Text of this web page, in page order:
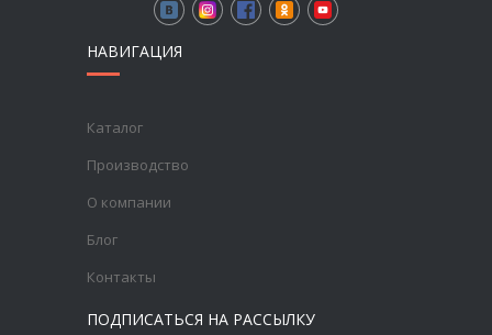
НАВИГАЦИЯ
Каталог
Производство
О компании
Блог
Контакты
ПОДПИСАТЬСЯ НА РАССЫЛКУ